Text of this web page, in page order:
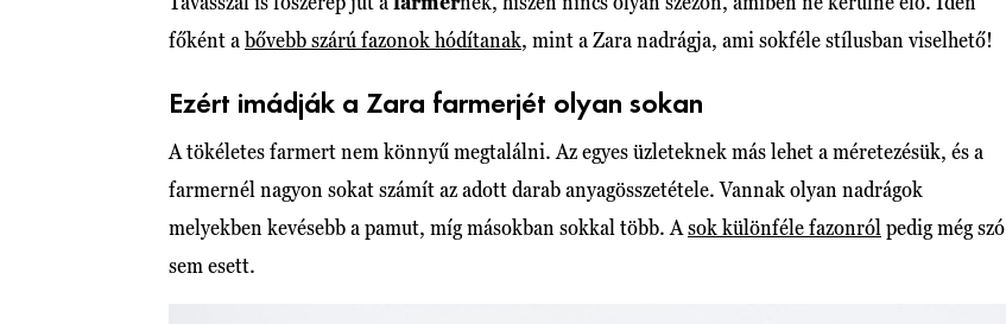
főként a bővebb szárú fazonok hódítanak, mint a Zara nadrágja, ami sokféle stílusban viselhető!
Ezért imádják a Zara farmerjét olyan sokan
A tökéletes farmert nem könnyű megtalálni. Az egyes üzleteknek más lehet a méretezésük, és a
farmernél nagyon sokat számít az adott darab anyagösszetétele. Vannak olyan nadrágok
melyekben kevésebb a pamut, míg másokban sokkal több. Asok különféle fazonról pedig még szó
sem esett.